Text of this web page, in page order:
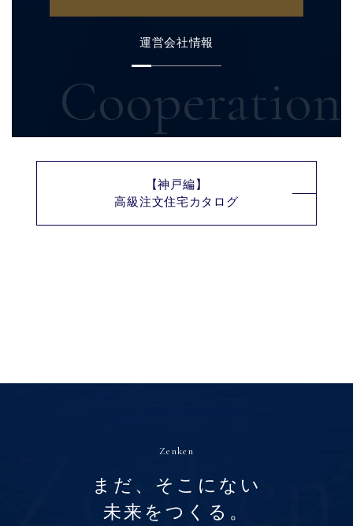
運営会社情報
Cooperation
【神戸編】
高級注文住宅カタログ
Zenken
まだ、そこにない
未来をつくる。